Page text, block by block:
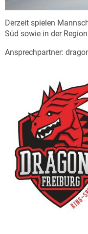
Derzeit spielen
Süd sowie in der
Ansprechpartner: